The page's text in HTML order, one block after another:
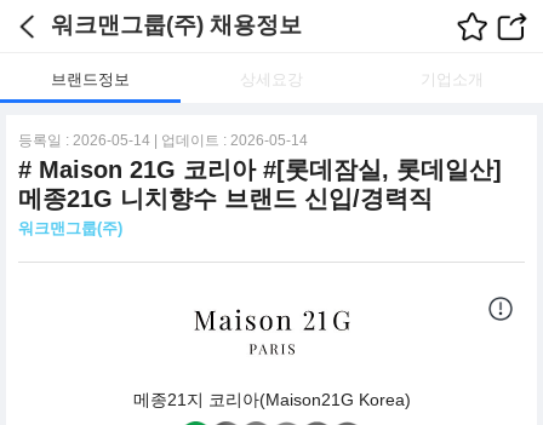
워크맨그룹(주) 채용정보
브랜드정보 상세요강 기업소개
등록일 : 2026-05-14 | 업데이트 : 2026-05-14
# Maison 21G 코리아 #[롯데잠실, 롯데일산]
메종21G 니치향수 브랜드 신입/경력직
워크맨그룹(주)
메종21지 코리아(Maison21G Korea)